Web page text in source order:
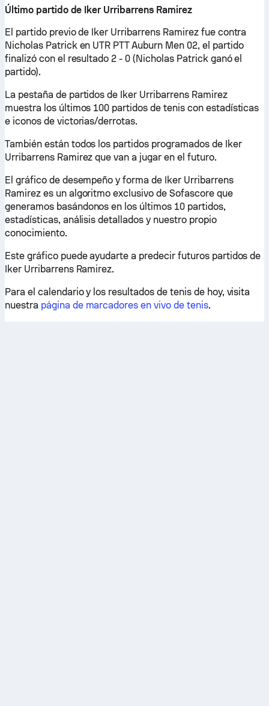
Último partido de Iker Urribarrens Ramirez
El partido previo de Iker Urribarrens Ramirez fue contra
Nicholas Patrick en UTR PTT Auburn Men 02, el partido
finalizó con el resultado 2 - 0 (Nicholas Patrick ganó el
partido).
La pestaña de partidos de Iker Urribarrens Ramirez
muestra los últimos 100 partidos de tenis con estadísticas
e iconos de victorias/derrotas.
También están todos los partidos programados de Iker
Urribarrens Ramirez que van a jugar en el futuro.
El gráfico de desempeño y forma de Iker Urribarrens
Ramirez es un algoritmo exclusivo de Sofascore que
generamos basándonos en los últimos 10 partidos,
estadísticas, análisis detallados y nuestro propio
conocimiento.
Este gráfico puede ayudarte a predecir futuros partidos de
Iker Urribarrens Ramirez.
Para el calendario y los resultados de tenis de hoy, visita
nuestra página de marcadores en vivo de tenis.